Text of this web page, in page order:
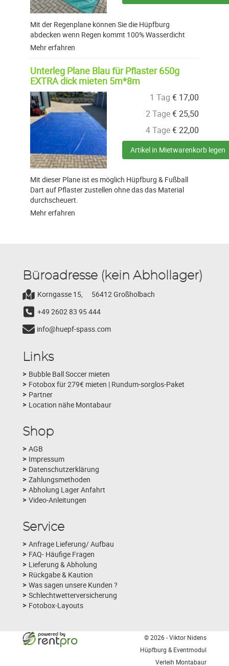
Mit der Regenplane können Sie die Hüpfburg
abdecken wenn Regen kommt 100% Wasserdicht
Mehr erfahren
Unterleg Plane Blau für Pflaster 650g
EXTRA dick mieten 5m*8m
1 Tag € 17,00
2 Tage€25,50
4 Tage€22,00
Artikel in Mietwarenkorb legen
Mit dieser Plane ist es möglich Hüpfburg & Fußball
Dart auf Pflaster zustellen ohne das das Material
durchscheuert.
Mehr erfahren
Büroadresse (kein Abhollager)
Korngasse 15,
56412 Großholbach
+49 2602 83 95 444
info@huepf-spass.com
Links
Bubble Ball Soccer mieten
Fotobox für 279€ mieten | Rundum-sorglos-Paket
Partner
Location nähe Montabaur
Shop
AGB
Impressum
Datenschutzerklärung
Zahlungsmethoden
Abholung Lager Anfahrt
Video-Anleitungen
Service
Anfrage Lieferung/ Aufbau
FAQ- Häufige Fragen
Lieferung & Abholung
Rückgabe & Kaution
Was sagen unsere Kunden ?
Schlechtwetterversicherung
Fotobox-Layouts
© 2026 - Viktor Nidens
Hüpfburg & Eventmodul
Verleih Montabaur